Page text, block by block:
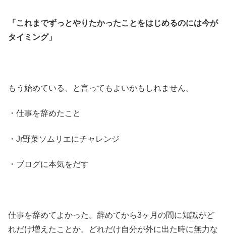
「これまでずっとやりたかったことをはじめるのには今が
タイミング」
もう始めている、と言ってもよいかもしれません。
・仕事を辞めたこと
・Jr野菜ソムリエにチャレンジ
・ブログに本気をだす
仕事を辞めてよかった。辞めてから3ヶ月の間に知識がど
れだけ増えたことか。どれだけ自分が外に出た時に無力な